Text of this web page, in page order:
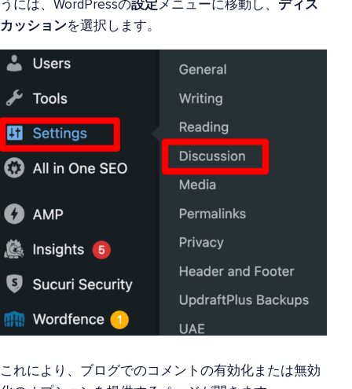
うには、WordPressの設定メニューに移動し、 ディス
カッションを選択します。
これにより、ブログでのコメントの有効化または無効